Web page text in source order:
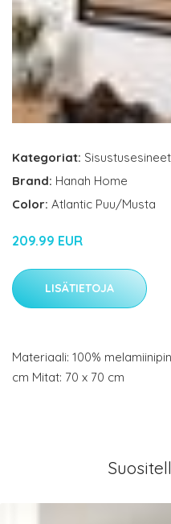
Kategoriat: Sisustusesineet
Brand: Hanah Home
Color: Atlantic Puu/Musta
209.99 EUR
LISÄTIETOJA
Materiaali: 100%
cm Mitat: 70 x 70 cm